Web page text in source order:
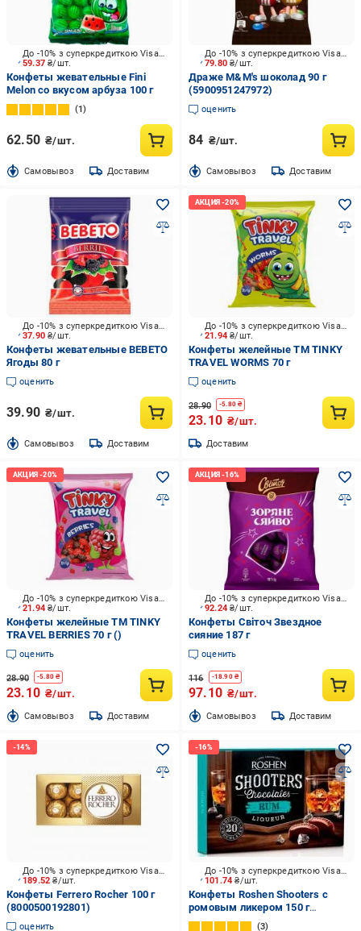
59.37₴/шт.
До -10% з суперкредиткою Visa Вигода
Конфеты жевательные Fini
Melon со вкусом арбуза 100 г
1
62.50 ₴/шт.
Cамовывоз Доставим
79.80₴/шт.
До -10% з суперкредиткою Visa Вигода
Драже M&M's шоколад 90 г
(5900951247972)
оценить
84 ₴/шт.
Cамовывоз Доставим
37.90₴/шт.
До -10% з суперкредиткою Visa Вигода
Конфеты жевательные BEBETO
Ягоды 80 г
оценить
39.90 ₴/шт.
Cамовывоз Доставим
21.94₴/шт.
До -10% з суперкредиткою Visa Вигода
Конфеты желейные ТМ TINKY
TRAVEL WORMS 70 г
оценить
28.90 -5.80₴
23.10 ₴/шт.
Доставим
21.94₴/шт.
До -10% з суперкредиткою Visa Вигода
Конфеты желейные ТМ TINKY
TRAVEL BERRIES 70 г ()
оценить
28.90 -5.80 ₴
23.10 ₴/шт.
Cамовывоз Доставим
92.24₴/шт.
До -10% з суперкредиткою Visa Вигода
Конфеты Світоч Звездное
сияние 187 г
оценить
116 -18.90₴
97.10 ₴/шт.
Cамовывоз Доставим
189.52₴/шт.
До -10% з суперкредиткою Visa Вигода
Конфеты Ferrero Rocher 100 г
(8000500192801)
оценить
101.74₴/шт.
До -10% з суперкредиткою Visa Вигода
Конфеты Roshen Shooters с
ромовым ликером 150 г
(4823077618901)
3